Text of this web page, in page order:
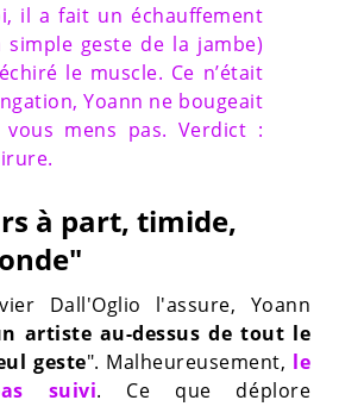
il a fait un échauffement
geste de la jambe)
le muscle. Ce n’était
Yoann ne bougeait
vous mens pas. Verdict :
à part, timide,
Dall'Oglio l'assure, Yoann
artiste au-dessus de tout le
geste". Malheureusement, le
suivi. Ce que déplore